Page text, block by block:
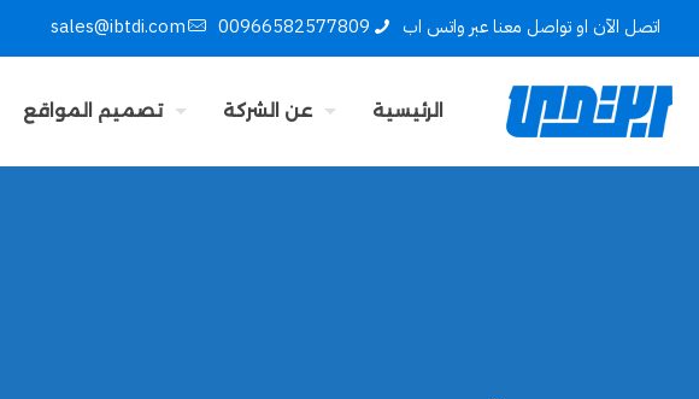
اتصل الآن او تواصل معنا عبر واتس اب 00966582577809
sales@ibtdi.com
الرئيسية عن الشركة تصميم المواقع